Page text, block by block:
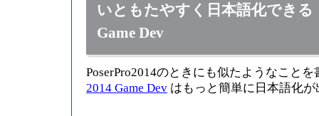
いともたやすく日本語化でき
Game Dev
PoserPro2014のときにも似たようなこと
2014 Game Dev はもっと簡単に日本語化が